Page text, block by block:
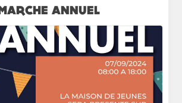
MARCHE ANNUEL